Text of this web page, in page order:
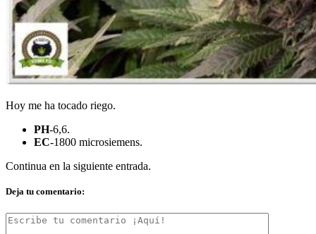
Hoy me ha tocado riego.
PH-6,6.
EC-1800 microsiemens.
Continua en la siguiente entrada.
Deja tu comentario: